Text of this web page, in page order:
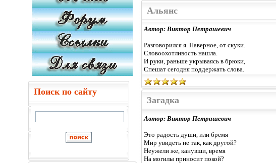
Поиск по сайту
Альянс
Автор: Виктор Петрашевич
Разговорился я. Наверное, от скуки.
Словоохотливость нашла.
И руки, раньше укрываясь в брюки,
Спешат сегодня поддержать слова.
Загадка
Автор: Виктор Петрашевич
Это радость души, или бремя
Мир увидеть не так, как другой?
Неужели же, канувши, время
На могилы приносит покой?